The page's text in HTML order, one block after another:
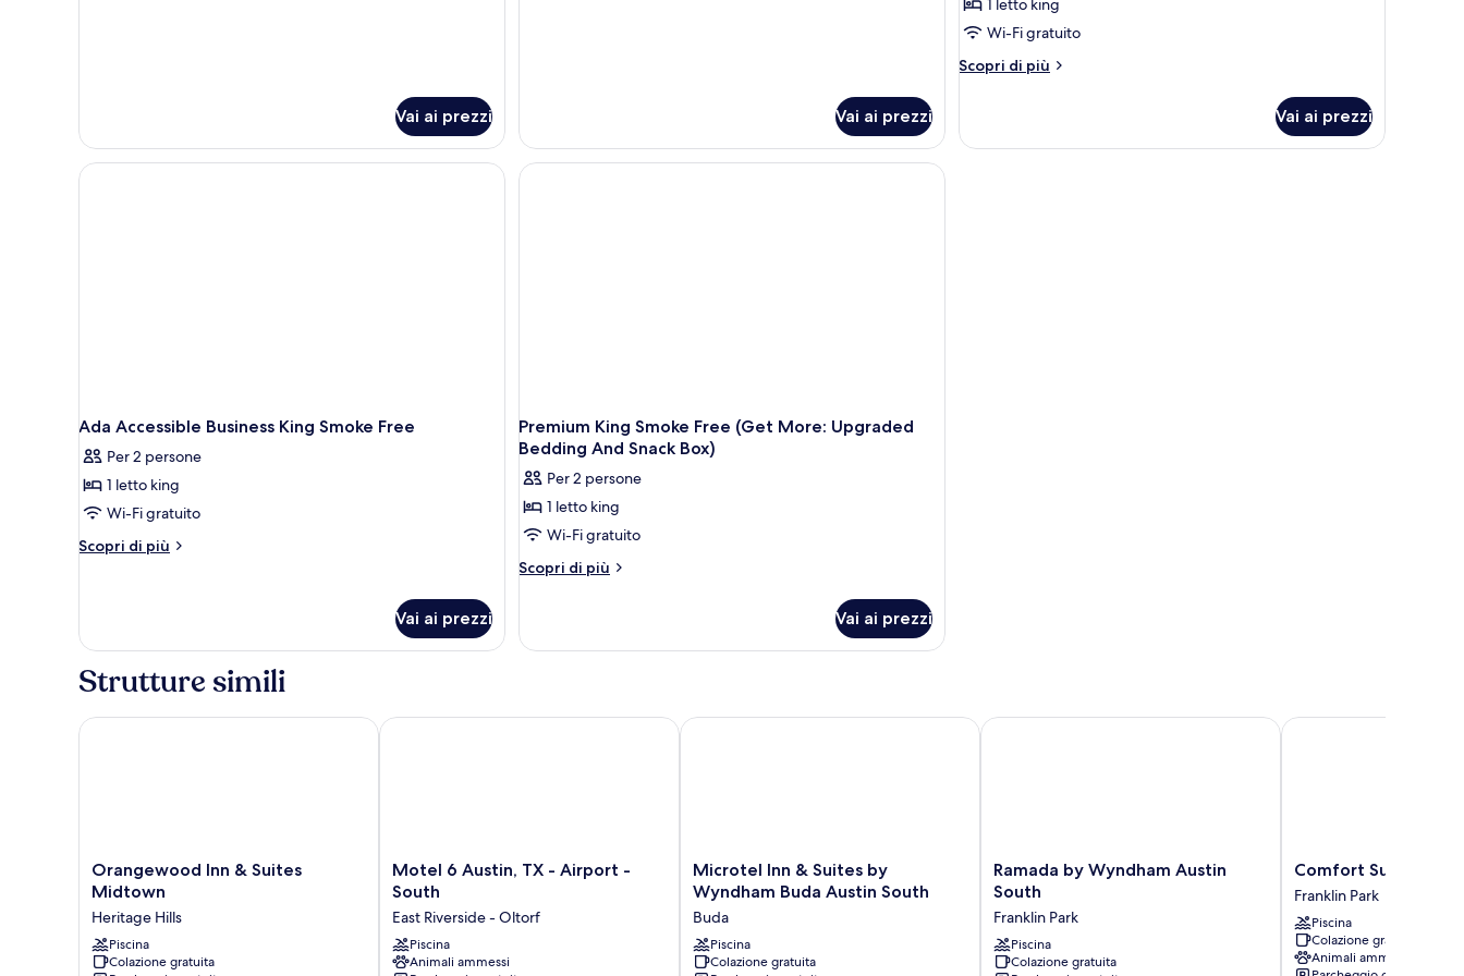
Vai ai prezzi Vai ai prezzi
1 letto king
Wi-Fi gratuito
Scopri di più
Altri
King
Vai ai prezzi
Ada Accessible Business King Smoke Free
Per 2 persone
1 letto king
Wi-Fi gratuito
Scopri di più
Altri
Business
Smoke
Vai ai prezzi
Premium King Smoke Free (Get More: Upgraded
Bedding And Snack Box)
Per 2 persone
1 letto king
Wi-Fi gratuito
Scopri di più
Altri
King
More:
Vai ai prezzi
Strutture simili
Orangewood
Inn
Suites
Midtown
Heritage
Orangewood Inn & Suites
Midtown
Heritage Hills
Piscina
Colazione gratuita
Orangewood Inn & Suites Midtown
Motel
6
TX
-
Airport
Motel 6 Austin, TX - Airport -
South
East Riverside - Oltorf
Piscina
Animali ammessi
Motel 6 Austin, TX - Airport - South
Microtel
Inn
Suites
by
Wyndham
Microtel Inn & Suites by
Wyndham Buda Austin South
Buda
Piscina
Colazione gratuita
Microtel Inn & Suites by Wyndham Buda Austin South
Ramada
by
Austin
South
Franklin
Ramada by Wyndham Austin
South
Franklin Park
Piscina
Colazione gratuita
Ramada by Wyndham Austin South
Comfort
Suites
-
South
Austin
Franklin
Comfort Suites -
Franklin Park
Piscina
Colazione gratuita
Animali ammessi
Comfort Suites -